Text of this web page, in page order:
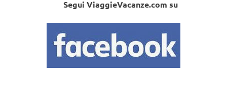
Segui ViaggieVacanze.com su